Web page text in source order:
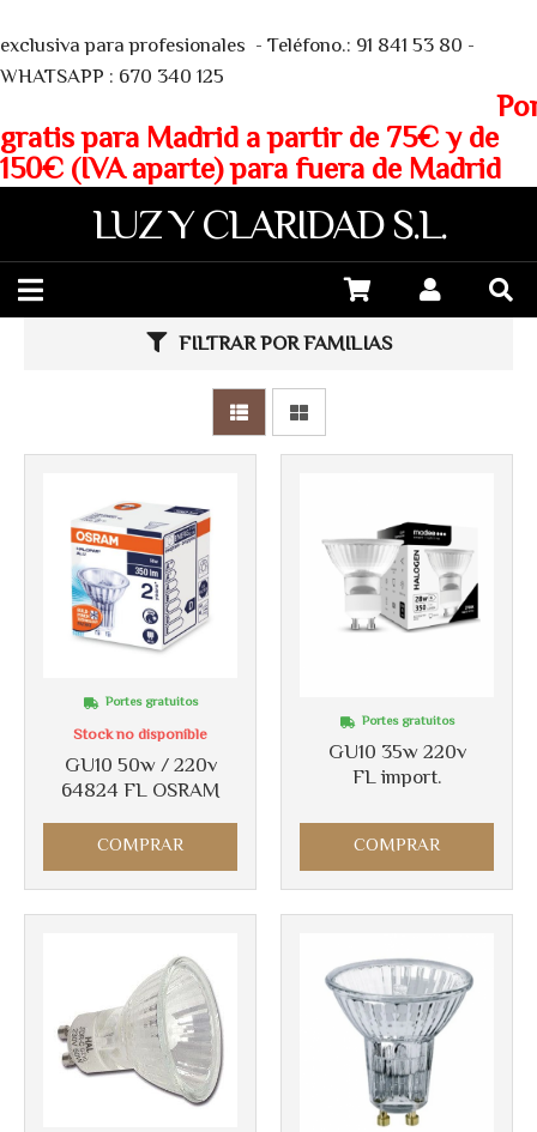
exclusiva para profesionales - Teléfono.: 91 841 53 80 -
WHATSAPP : 670 340 125
gratis para Madrid a partir de 75€ y de
150€ (IVA aparte) para fuera de Madrid
LUZ Y CLARIDAD S.L.
FILTRAR POR FAMILIAS
GU10 50w / 220v
64824 FL OSRAM
Portes gratuitos
Stock no disponible
COMPRAR
GU10 35w 220v
FL import.
Portes gratuitos
COMPRAR